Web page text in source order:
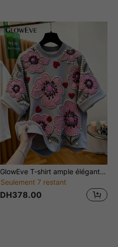
GlowEve T-shirt ample élégant pour femmes, motif floral tricoté rose, Top à manches courtes, demoiselle d'honneur, fête d'anniversaire, événement formel, vacances, tea party, été
Seulement 7 restant
DH378.00